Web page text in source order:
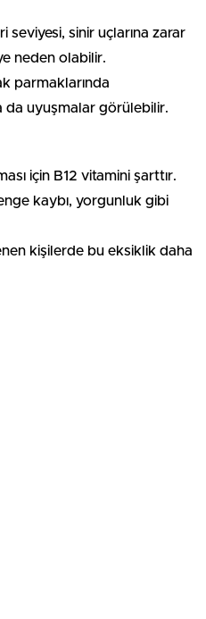
seviyesi, sinir uçlarına zarar
neden olabilir.
parmaklarında
da uyuşmalar görülebilir.
için B12 vitamini şarttır.
kaybı, yorgunluk gibi
kişilerde bu eksiklik daha